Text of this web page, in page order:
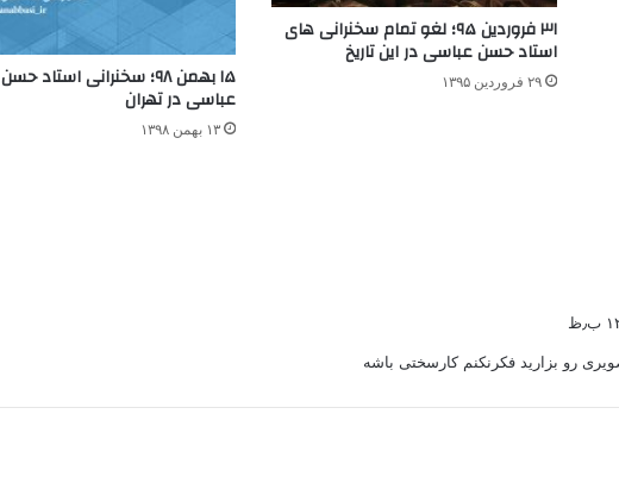
۳۱ فروردین ۹۵؛ لغو تمام سخنرانی های
استاد حسن عباسی در این تاریخ
۲۹ فروردین ۱۳۹۵ ۱۵ بهمن ۹۸؛ سخنرانی استاد حسن
عباسی در تهران
۱۳ بهمن ۱۳۹۸
رو بزارید فکرنکنم کارسختی باشه